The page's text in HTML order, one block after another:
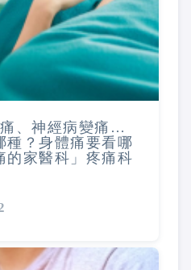
、神經病變痛…
種？身體痛要看哪
的家醫科」疼痛科